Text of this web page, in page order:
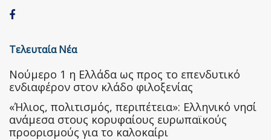
Τελευταία Νέα
Nούμερο 1 η Ελλάδα ως προς το επενδυτικό
ενδιαφέρον στον κλάδο φιλοξενίας
«Ήλιος, πολιτισμός, περιπέτεια»: Ελληνικό νησί
ανάμεσα στους κορυφαίους ευρωπαϊκούς
προορισμούς για το καλοκαίρι